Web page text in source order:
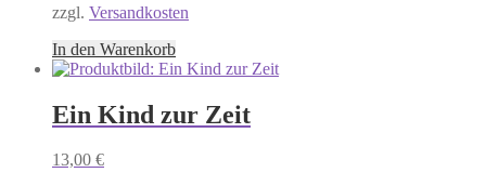
zzgl. Versandkosten
In den Warenkorb
Ein Kind zur Zeit
13,00 €